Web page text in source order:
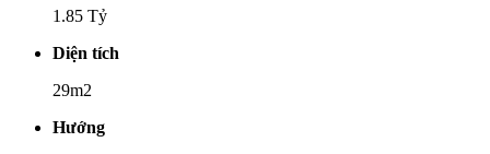
1.85 Tỷ
Diện tích
29m2
Hướng